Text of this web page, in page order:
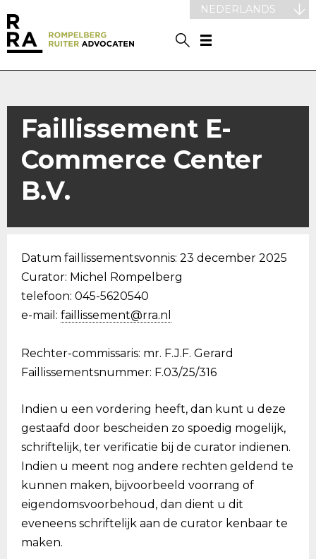
NEDERLANDS
Faillissement E-
Commerce Center
B.V.
Datum faillissementsvonnis: 23 december 2025
Curator: Michel Rompelberg
telefoon: 045-5620540
e-mail: faillissement@rra.nl
Rechter-commissaris: mr. F.J.F. Gerard
Faillissementsnummer: F.03/25/316
Indien u een vordering heeft, dan kunt u deze
gestaafd door bescheiden zo spoedig mogelijk,
schriftelijk, ter verificatie bij de curator indienen.
Indien u meent nog andere rechten geldend te
kunnen maken, bijvoorbeeld voorrang of
eigendomsvoorbehoud, dan dient u dit
eveneens schriftelijk aan de curator kenbaar te
maken.